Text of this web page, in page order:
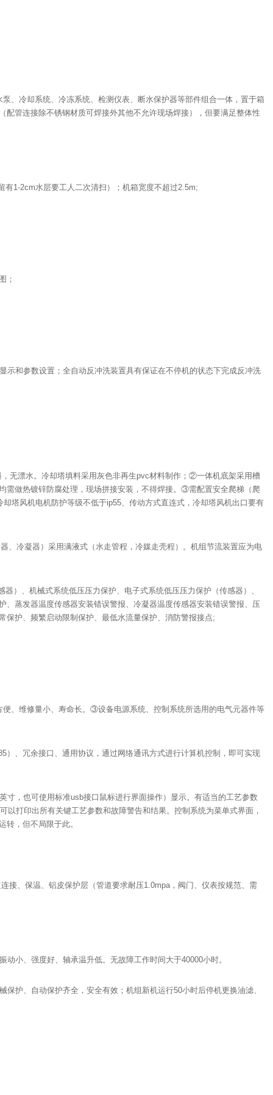
、冷却系统、冷冻系统、检测仪表、断水保护器等部件组合一体，置于箱
管连接除不锈钢材质可焊接外其他不允许现场焊接），但要满足整体性
1-2cm水层要工人二次清扫）；机箱宽度不超过2.5m;
；
和参数设置；全自动反冲洗装置具有保证在不停机的状态下完成反冲洗
无漂水。冷却塔填料采用灰色非再生pvc材料制作；②一体机底架采用槽
需做热镀锌防腐处理，现场拼接安装，不得焊接。③需配置安全爬梯（爬
塔风机电机防护等级不低于ip55、传动方式直连式，冷却塔风机出口要有
冷凝器）采用满液式（水走管程，冷媒走壳程）。机组节流装置应为电
）、机械式系统低压压力保护、电子式系统低压压力保护（传感器）、
蒸发器温度传感器安装错误警报、冷凝器温度传感器安装错误警报、压
保护、频繁启动限制保护、最低水流量保护、消防警报接点;
、维修量小、寿命长。③设备电源系统、控制系统所选用的电气元器件等
、冗余接口、通用协议，通过网络通讯方式进行计算机控制，即可实现
，也可使用标准usb接口鼠标进行界面操作）显示。有适当的工艺参数
打印出所有关键工艺参数和故障警告和结果。控制系统为菜单式界面，
，但不局限于此。
接、保温、铝皮保护层（管道要求耐压1.0mpa，阀门、仪表按规范、需
小、强度好、轴承温升低。无故障工作时间大于40000小时。
护、自动保护齐全，安全有效；机组新机运行50小时后停机更换油滤、